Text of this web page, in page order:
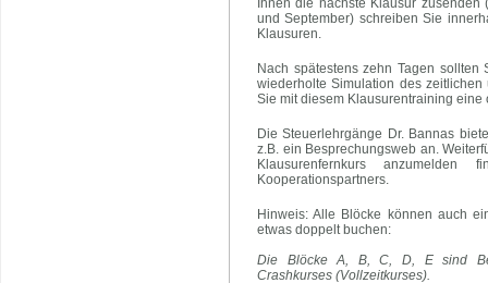
Ihnen die nächste Klausur
und September) schreiben Sie
Klausuren.
Nach spätestens zehn Tagen
wiederholte Simulation des
Sie mit diesem Klausurentraining
Die Steuerlehrgänge Dr. Bannas
z.B. ein Besprechungsweb an.
Klausurenfernkurs
Kooperationspartners.
Hinweis: Alle Blöcke können auch
etwas doppelt buchen:
Die Blöcke A, B, C, D, E sind
Crashkurses (Vollzeitkurses).